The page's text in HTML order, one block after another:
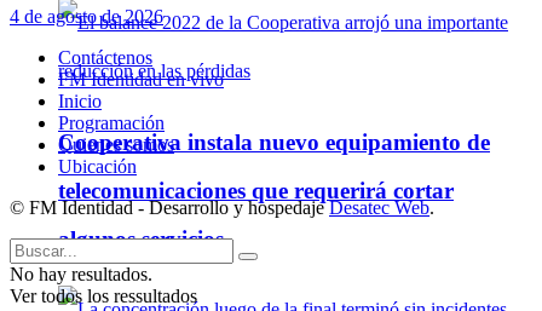
Cooperativa instala nuevo equipamiento de
telecomunicaciones que requerirá cortar
algunos servicios
4 de agosto de 2026
Contáctenos
FM Identidad en vivo
Inicio
Programación
Quienes somos
Ubicación
© FM Identidad - Desarrollo y hospedajeDesatec Web.
No hay resultados.
Ver todos los ressultados